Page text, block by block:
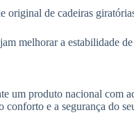
original de cadeiras
melhorar a estabilidade
um produto nacional com
conforto e a segurança do